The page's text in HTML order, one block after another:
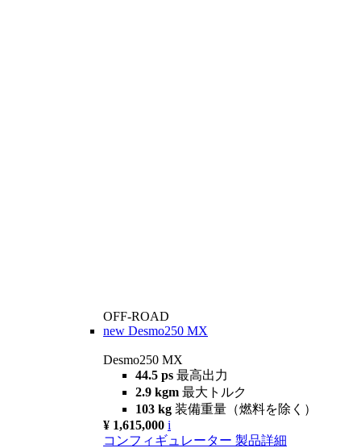
OFF-ROAD
new Desmo250 MX
Desmo250 MX
44.5 ps 最高出力
2.9 kgm 最大トルク
103 kg 装備重量（燃料を除く）
¥ 1,615,000 i
コンフィギュレーター 製品詳細